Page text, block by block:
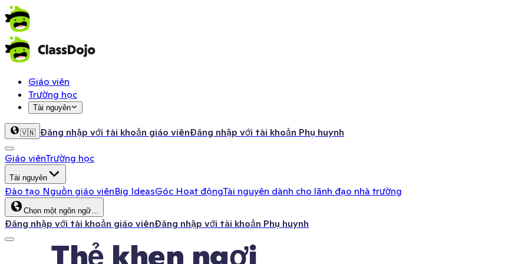
Giáo viên
Trường học
Tài nguyên
🇻🇳 Đăng nhập với tài khoản giáo viênĐăng nhập với tài khoản Phụ huynh
Giáo viênTrường học
Tài nguyên
Đào tạo Nguồn giáo viênBig IdeasGóc Hoạt độngTài nguyên dành cho lãnh đạo nhà trường
Chọn một ngôn ngữ…
Đăng nhập với tài khoản giáo viênĐăng nhập với tài khoản Phụ huynh
Thẻ khen ngợi